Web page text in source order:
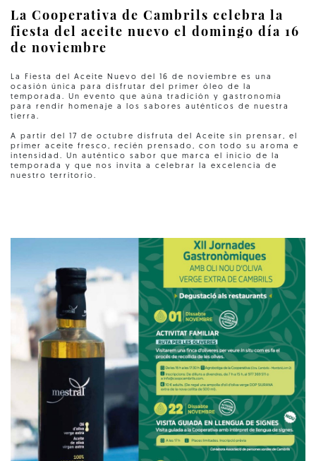
La Cooperativa de Cambrils celebra la
fiesta del aceite nuevo el domingo día 16
de noviembre
La Fiesta del Aceite Nuevo del 16 de noviembre es una
ocasión única para disfrutar del primer óleo de la
temporada. Un evento que aúna tradición y gastronomía
para rendir homenaje a los sabores auténticos de nuestra
tierra.
A partir del 17 de octubre disfruta del Aceite sin prensar, el
primer aceite fresco, recién prensado, con todo su aroma e
intensidad. Un auténtico sabor que marca el inicio de la
temporada y que nos invita a celebrar la excelencia de
nuestro territorio.